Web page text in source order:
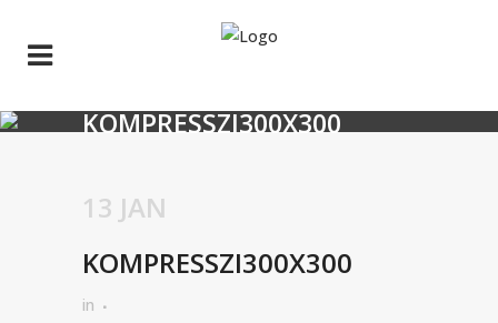
KOMPRESSZI300X300
13 JAN
KOMPRESSZI300X300
in